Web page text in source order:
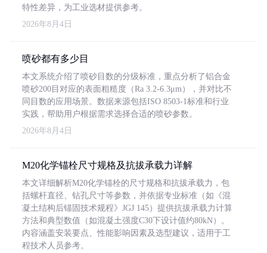
特性差异，为工业选材提供参考。
2026年8月4日
喷砂都有多少目
本文系统介绍了喷砂目数的分级标准，重点分析了铝合金
喷砂200目对应的表面粗糙度（Ra 3.2-6.3μm），并对比不
同目数的应用场景。数据来源包括ISO 8503-1标准和行业
实践，帮助用户根据需求选择合适的喷砂参数。
2026年8月4日
M20化学锚栓尺寸规格及抗拔承载力详解
本文详细解析M20化学锚栓的尺寸规格和抗拔承载力，包
括螺杆直径、钻孔尺寸等参数，并依据专业标准（如《混
凝土结构后锚固技术规程》JGJ 145）提供抗拔承载力计算
方法和典型数值（如混凝土强度C30下设计值约80kN）。
内容涵盖安装要点、性能影响因素及选型建议，适用于工
程技术人员参考。